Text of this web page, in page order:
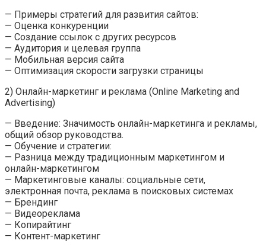
— Примеры стратегий для развития сайтов:
— Оценка конкуренции
— Создание ссылок с других ресурсов
— Аудитория и целевая группа
— Мобильная версия сайта
— Оптимизация скорости загрузки страницы
2) Онлайн-маркетинг и реклама (Online Marketing and
Advertising)
— Введение: Значимость онлайн-маркетинга и рекламы,
общий обзор руководства.
— Обучение и стратегии:
— Разница между традиционным маркетингом и
онлайн-маркетингом
— Маркетинговые каналы: социальные сети,
электронная почта, реклама в поисковых системах
— Брендинг
— Видеореклама
— Копирайтинг
— Контент-маркетинг